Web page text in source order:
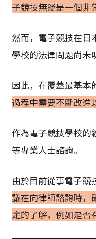
子競技無疑是一個非
然而，電子競技在日
學校的法律問題尚未
因此，在覆蓋最基本
過程中需要不斷改進
作為電子競技學校的
等專業人士諮詢。
由於目前從事電子競
議在向律師諮詢時，
定的了解，例如是否